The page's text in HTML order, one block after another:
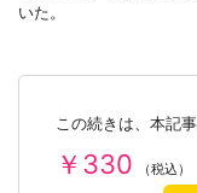
いた。
この続きは、本記
￥330 （税込）